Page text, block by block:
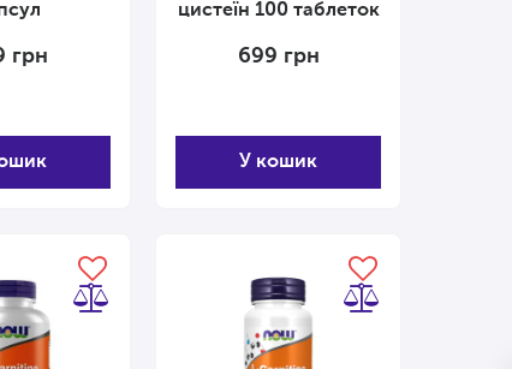
грн
цистеїн 100 таблеток
699 грн
У кошик